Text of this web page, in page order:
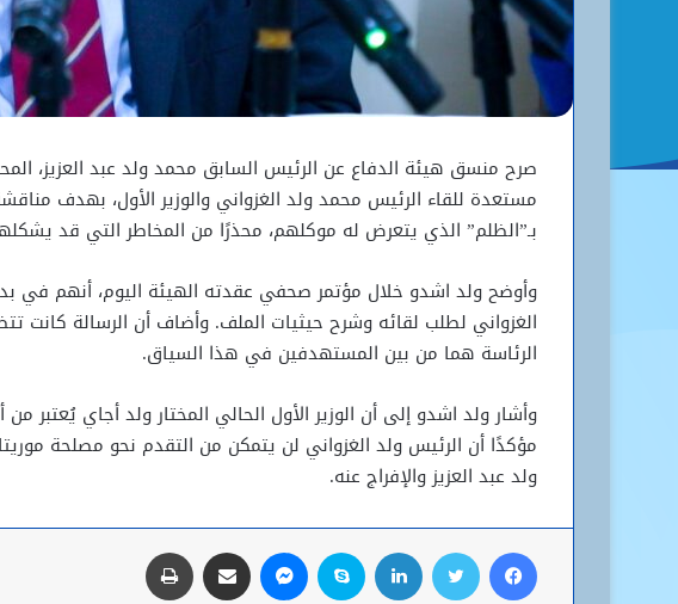
صرح منسق هيئة الدفاع عن الرئيس السابق محمد ولد عبد العزيز،
مستعدة للقاء الرئيس محمد ولد الغزواني والوزير الأول، بهدف
بـ”الظلم” الذي يتعرض له موكلهم، محذرًا من المخاطر التي قد
وأوضح ولد اشدو خلال مؤتمر صحفي عقدته الهيئة اليوم، أنهم في
الغزواني لطلب لقائه وشرح حيثيات الملف. وأضاف أن الرسالة كانت
الرئاسة هما من بين المستهدفين في هذا السياق.
وأشار ولد اشدو إلى أن الوزير الأول الحالي المختار ولد أجاي يُعتبر
مؤكدًا أن الرئيس ولد الغزواني لن يتمكن من التقدم نحو مصلحة
ولد عبد العزيز والإفراج عنه.
فيسبوك تويتر لينكدإن سكايب ماسنجر مشاركة عبر البريد